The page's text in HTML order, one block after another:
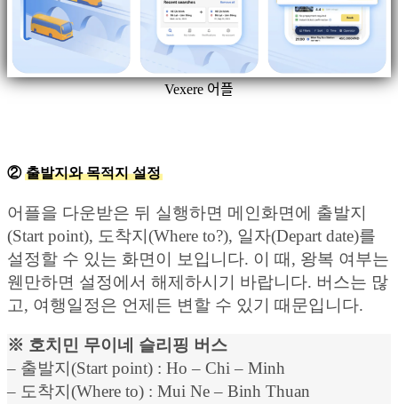
Vexere 어플
② 출발지와 목적지 설정
어플을 다운받은 뒤 실행하면 메인화면에 출발지
(Start point), 도착지(Where to?), 일자(Depart date)를
설정할 수 있는 화면이 보입니다. 이 때, 왕복 여부는
웬만하면 설정에서 해제하시기 바랍니다. 버스는 많
고, 여행일정은 언제든 변할 수 있기 때문입니다.
※ 호치민 무이네 슬리핑 버스
– 출발지(Start point) : Ho – Chi – Minh
– 도착지(Where to) : Mui Ne – Binh Thuan